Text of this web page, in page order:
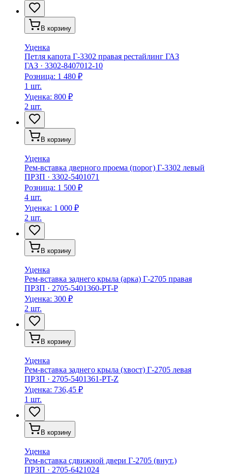
В корзину
Уценка
Петля капота Г-3302 правая рестайлинг ГАЗ
ГАЗ · 3302-8407012-10
Розница: 1 480 ₽
1 шт.
Уценка: 800 ₽
2 шт.
В корзину
Уценка
Рем-вставка дверного проема (порог) Г-3302 левый
ПРЗП · 3302-5401071
Розница: 1 500 ₽
4 шт.
Уценка: 1 000 ₽
2 шт.
В корзину
Уценка
Рем-вставка заднего крыла (арка) Г-2705 правая
ПРЗП · 2705-5401360-PT-P
Уценка: 300 ₽
2 шт.
В корзину
Уценка
Рем-вставка заднего крыла (хвост) Г-2705 левая
ПРЗП · 2705-5401361-PT-Z
Уценка: 736,45 ₽
1 шт.
В корзину
Уценка
Рем-вставка сдвижной двери Г-2705 (внут.)
ПРЗП · 2705-6421024